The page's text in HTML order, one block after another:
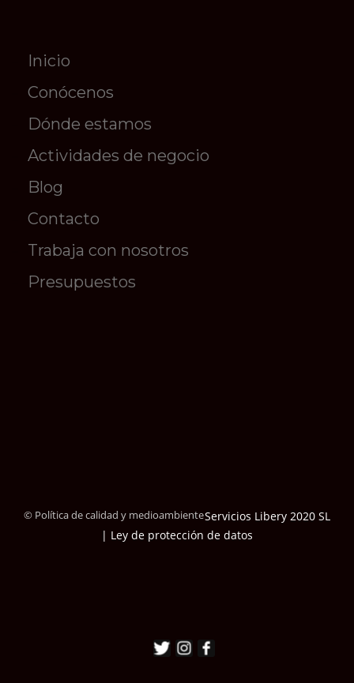
Inicio
Conócenos
Dónde estamos
Actividades de negocio
Blog
Contacto
Trabaja con nosotros
Presupuestos
© Política de calidad y medioambienteServicios Libery 2020 SL
| Ley de protección de datos